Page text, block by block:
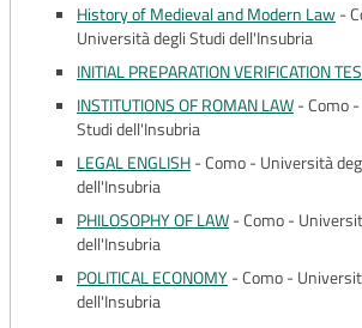
History of Medieval and Modern Law-
Università degli Studi dell'Insubria
INITIAL PREPARATION VERIFICATION
INSTITUTIONS OF ROMAN LAW-Como
Studi dell'Insubria
LEGAL ENGLISH-Como - Università
dell'Insubria
PHILOSOPHY OF LAW-Como -
dell'Insubria
POLITICAL ECONOMY-Como -
dell'Insubria